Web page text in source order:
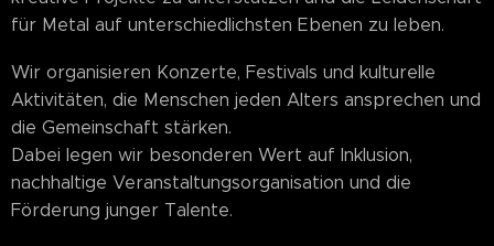
für Metal auf unterschiedlichsten Ebenen zu leben.
Wir organisieren Konzerte, Festivals und kulturelle
Aktivitäten, die Menschen jeden Alters ansprechen und
die Gemeinschaft stärken.
Dabei legen wir besonderen Wert auf Inklusion,
nachhaltige Veranstaltungsorganisation und die
Förderung junger Talente.